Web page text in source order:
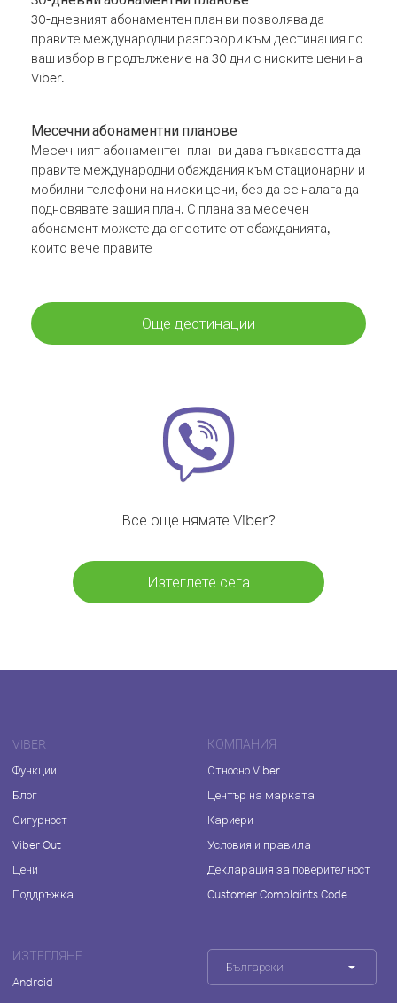
30-дневният абонаментен план ви позволява да
правите международни разговори към дестинация по
ваш избор в продължение на 30 дни с ниските цени на
Viber.
Месечни абонаментни планове
Месечният абонаментен план ви дава гъвкавостта да
правите международни обаждания към стационарни и
мобилни телефони на ниски цени, без да се налага да
подновявате вашия план. С плана за месечен
абонамент можете да спестите от обажданията,
които вече правите
Още дестинации
Все още нямате Viber?
Изтеглете сега
VIBER
Функции
Блог
Сигурност
Viber Out
Цени
Поддръжка
КОМПАНИЯ
Относно Viber
Център на марката
Кариери
Условия и правила
Декларация за поверителност
Customer Complaints Code
ИЗТЕГЛЯНЕ
Android
Български